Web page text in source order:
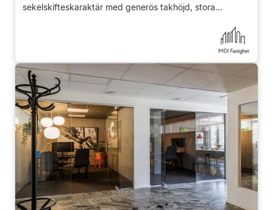
sekelskifteskaraktär med generös takhöjd, stora...